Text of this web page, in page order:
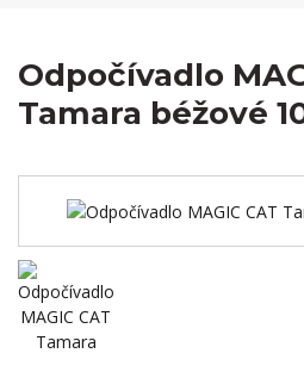
Odpočívadlo
Tamara béžové